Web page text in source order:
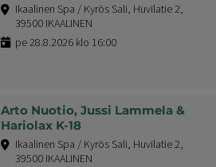
Ikaalinen Spa / Kyrös Sali, Huvilatie 2,
39500 IKAALINEN
pe 28.8.2026 klo 16:00
Arto Nuotio, Jussi Lammela &
Hariolax K-18
Ikaalinen Spa / Kyrös Sali, Huvilatie 2,
39500 IKAALINEN